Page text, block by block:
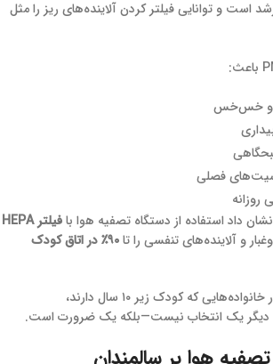
است و توانایی فیلتر کردن آلاینده‌های ریز را مثل
و خس‌خس
فصلی
داد استفاده از دستگاه تصفیه هوا بافیلتر HEPA
و آلاینده‌های تنفسی را تا
۹۰٪ در اتاق کودک
که کودک زیر ۱۰ سال دارند،
دیگر یک انتخاب نیست—بلکه یک ضرورت است.